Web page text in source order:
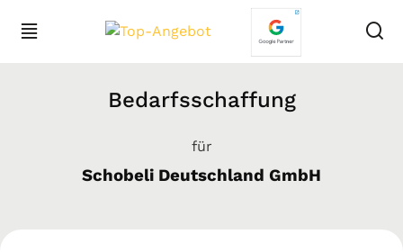
Bedarfsschaffung
für
Schobeli Deutschland GmbH